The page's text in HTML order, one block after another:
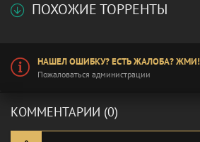
ПОХОЖИЕ ТОРРЕНТЫ
НАШЕЛ ОШИБКУ? ЕСТЬ ЖАЛОБА? ЖМИ!
Пожаловаться администрации
КОММЕНТАРИИ (0)